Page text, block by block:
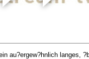
au?ergew?hnlich langes,